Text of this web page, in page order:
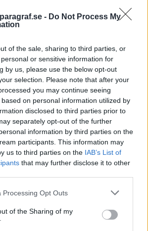
- Do Not Process My
of the sale, sharing to third parties, or
or sensitive information for
by us, please use the below opt-out
selection. Please note that after your
you may continue seeing
on personal information utilized by
disclosed to third parties prior to
separately opt-out of the further
information by third parties on the
participants. This information may
us to third parties on the IAB’s List of
that may further disclose it to other
Processing Opt Outs
of the Sharing of my
Pressombudsmannen för grovt
sed. Det handlar om
våldtäktsman, utan att det
mot honom eller pågående
Anmälan i sin helhet biläggs
är huruvida medier som
systemet ska tillåtas börja
för att läsa detta innehåll.
ditt konto nedan: